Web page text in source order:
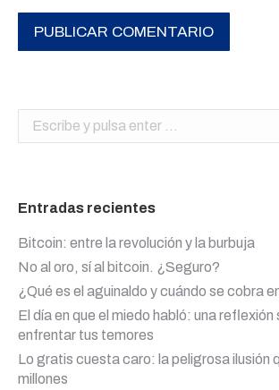
PUBLICAR COMENTARIO
Buscar:
Entradas recientes
Bitcoin: entre la revolución y la burbuja
No al oro, sí al bitcoin. ¿Seguro?
¿Qué es el aguinaldo y cuándo se cobra
El día en que el miedo habló: una
enfrentar tus temores
Lo gratis cuesta caro: la peligrosa ilusión
millones